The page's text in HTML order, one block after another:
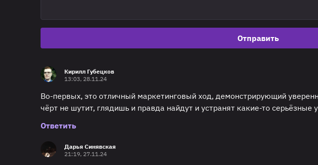
Отправить
Кирилл Губецков
13:03, 28.11.24
Во-первых, это отличный маркетинговый ход, демонстрирующий
чёрт не шутит, глядишь и правда найдут и устранят какие-то серьёзные
Ответить
Дарья Синявская
21:19, 27.11.24